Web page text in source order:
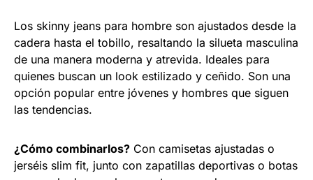
Los skinny jeans para hombre son ajustados desde la
cadera hasta el tobillo, resaltando la silueta masculina
de una manera moderna y atrevida. Ideales para
quienes buscan un look estilizado y ceñido. Son una
opción popular entre jóvenes y hombres que siguen
las tendencias.
¿Cómo combinarlos? Con camisetas ajustadas o
jerséis slim fit, junto con zapatillas deportivas o botas